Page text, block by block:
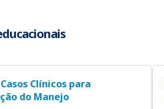
Clínicos para
do Manejo